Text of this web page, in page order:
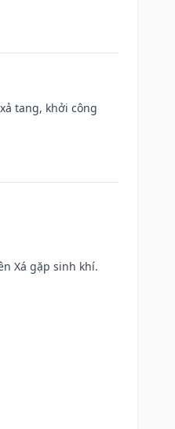
tang, khởi công
Xá gặp sinh khí.